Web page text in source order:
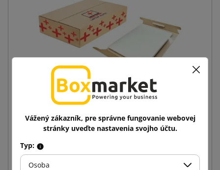
Sada FixBox na odoslanie 17-palcového notebooku
(kartón s potlačou + vložka s ochrannou fóliou)
od 5,51 € s DPH
Vážený zákazník, pre správne fungovanie webovej
stránky uveďte nastavenia svojho účtu.
Typ:
Osoba